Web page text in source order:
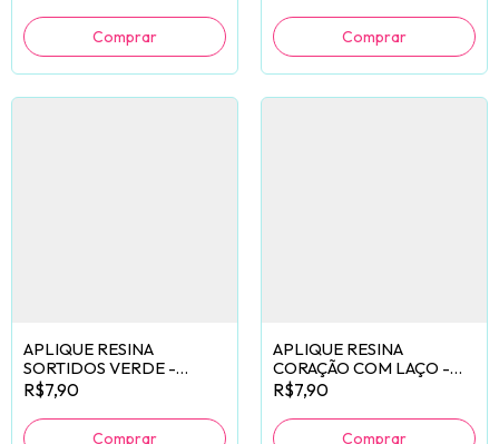
APLIQUE RESINA
SORTIDOS VERDE -
10 UNIDADES
R$7,90
APLIQUE RESINA
CORAÇÃO COM LAÇO -
10 UNIDADES
R$7,90